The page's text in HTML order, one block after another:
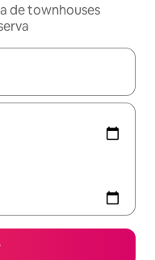
de townhouses
explore-os